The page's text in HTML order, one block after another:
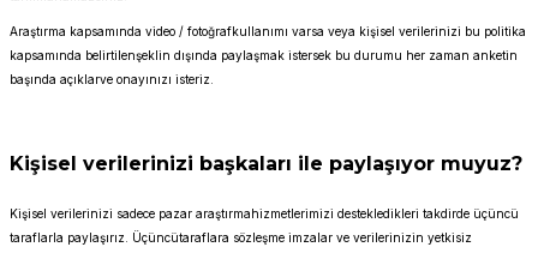
Araştırma kapsamında video / fotoğrafkullanımı varsa veya kişisel verilerinizi bu politika
kapsamında belirtilenşeklin dışında paylaşmak istersek bu durumu her zaman anketin
başında açıklarve onayınızı isteriz.
Kişisel verilerinizi başkaları ile paylaşıyor muyuz?
Kişisel verilerinizi sadece pazar araştırmahizmetlerimizi destekledikleri takdirde üçüncü
taraflarla paylaşırız. Üçüncütaraflara sözleşme imzalar ve verilerinizin yetkisiz